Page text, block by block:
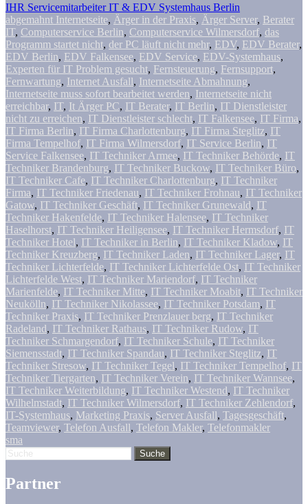
IHR Servicemitarbeiter IT & EDV Systemhaus Berlin
abgemahnt Internetseite, Ärger in der Praxis, Ärger Server, Berater
IT, Computerservice Berlin, Computerservice Wilmersdorf, das
Programm startet nicht, der PC läuft nicht mehr, EDV, EDV Berater,
EDV Berlin, EDV Falkensee, EDV Service, EDV-Systemhaus,
Experten für IT Problem gesucht, Fernsteuerung, Fernsupport,
Fernwartung, Internet Ausfall, Internetseite Abmahnung,
Internetseite muss sofort bearbeitet werden, Internetseite nicht
erreichbar, IT, It Ärger PC, IT Berater, IT Berlin, IT Dienstleister
nicht zu erreichen, IT Dienstleister schlecht, IT Falkensee, IT Firma,
IT Firma Berlin, IT Firma Charlottenburg, IT Firma Steglitz, IT
Firma Tempelhof, IT Firma Wilmersdorf, IT Service Berlin, IT
Service Falkensee, IT Techniker Armee, IT Techniker Behörde, IT
Techniker Brandenburg, IT Techniker Buckow, IT Techniker Büro,
IT Techniker Cafe, IT Techniker Charlottenburg, IT Techniker
Firma, IT Techniker Friedenau, IT Techniker Frohnau, IT Techniker
Gatow, IT Techniker Geschäft, IT Techniker Grunewald, IT
Techniker Hakenfelde, IT Techniker Halensee, IT Techniker
Haselhorst, IT Techniker Heiligensee, IT Techniker Hermsdorf, IT
Techniker Hotel, IT Techniker in Berlin, IT Techniker Kladow, IT
Techniker Kreuzberg, IT Techniker Laden, IT Techniker Lager, IT
Techniker Lichterfelde, IT Techniker Lichterfelde Ost, IT Techniker
Lichterfelde West, IT Techniker Mariendorf, IT Techniker
Marienfelde, IT Techniker Mitte, IT Techniker Moabit, IT Techniker
Neukölln, IT Techniker Nikolassee, IT Techniker Potsdam, IT
Techniker Praxis, IT Techniker Prenzlauer berg, IT Techniker
Radeland, IT Techniker Rathaus, IT Techniker Rudow, IT
Techniker Schmargendorf, IT Techniker Schule, IT Techniker
Siemensstadt, IT Techniker Spandau, IT Techniker Steglitz, IT
Techniker Stresow, IT Techniker Tegel, IT Techniker Tempelhof, IT
Techniker Tiergarten, IT Techniker Verein, IT Techniker Wannsee,
IT Techniker Weiterbildung, IT Techniker Westend, IT Techniker
Wilhelmstadt, IT Techniker Wilmersdorf, IT Techniker Zehlendorf,
IT-Systemhaus, Marketing Praxis, Server Ausfall, Tagesgeschäft,
Teamviewer, Telefon Ausfall, Telefon Makler, Telefonmakler
sma
Partner